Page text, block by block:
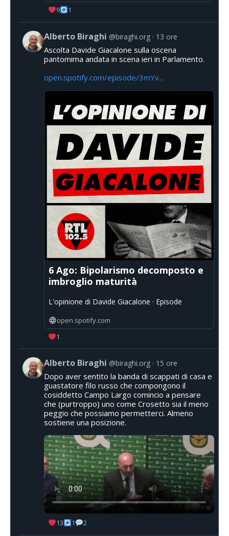
9 1
Alberto Biraghi @biraghi.org 13 ore
Ascolta Davide Giacalone sulla oscena
pantomima andata in scena ieri in Parlamento.
open.spotify.com/episode/3mYv...
6 Ago: Bipolarismo decomposto e
imbroglio maturità
L'opinione di Davide Giacalone · Episode
open.spotify.com
1
Alberto Biraghi @biraghi.org 15 ore
Dopo aver sentito la banda di scappati di casa e
guastatore filo russo che compongono il
cosiddetto Campo Largo comincio a pensare
che (purtroppo) uno come Crosetto sia il meno
peggio che possiamo permetterci. Almeno
sostiene una posizione.
13 1 2